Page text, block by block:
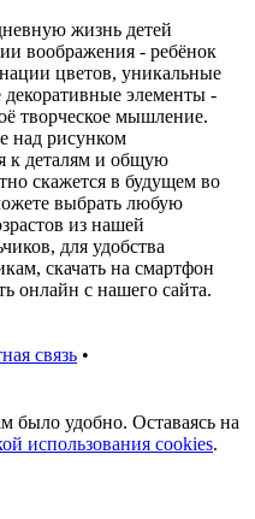
жизнь детей
воображения - ребёнок
цветов, уникальные
декоративные элементы -
творческое мышление.
над рисунком
к деталям и общую
скажется в будущем во
выбрать любую
из нашей
для удобства
скачать на смартфон
онлайн с нашего сайта.
связь •
было удобно. Оставаясь на
использования cookies.